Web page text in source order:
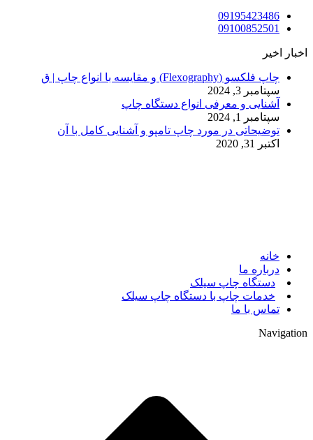
09195423486
09100852501
اخبار اخیر
چاپ فلکسو (Flexography) و مقایسه با انواع چاپ | ق
سپتامبر 3, 2024
آشنایی و معرفی انواع دستگاه چاپ
سپتامبر 1, 2024
توضیحاتی در مورد چاپ تامپو و آشنایی کامل با آن
اکتبر 31, 2020
خانه
درباره ما
دستگاه چاپ سیلک
خدمات چاپ با دستگاه چاپ سیلک
تماس با ما
Navigation